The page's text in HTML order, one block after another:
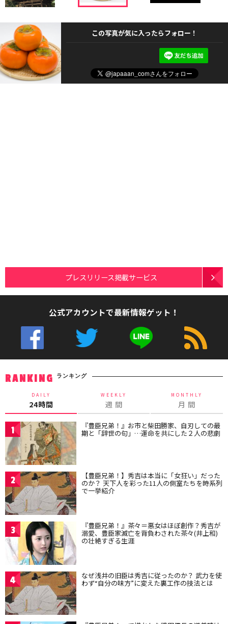
この写真が気に入ったらフォロー！
プレスリリース掲載サービス
公式アカウントで最新情報ゲット！
RANKING ランキング
DAILY
24時間
WEEKLY
週 間
MONTHLY
月 間
1 『豊臣兄弟！』お市と柴田勝家、自刃しての最
期と「辞世の句」…運命を共にした２人の悲劇
2 【豊臣兄弟！】秀吉は本当に「女狂い」だった
のか？ 天下人を彩った11人の側室たちを時系列
で一挙紹介
3 『豊臣兄弟！』茶々＝悪女はほぼ創作？秀吉が
溺愛、豊臣家滅亡を背負わされた茶々(井上和)
の壮絶すぎる生涯
4 なぜ浅井の旧臣は秀吉に従ったのか？ 武力を使
わず“自分の味方”に変えた裏工作の技法とは